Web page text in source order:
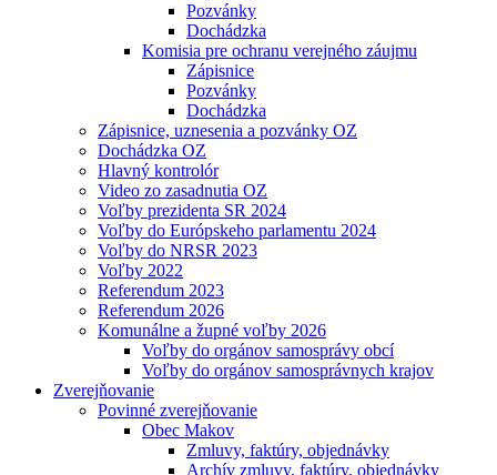
Pozvánky
Dochádzka
Komisia pre ochranu verejného záujmu
Zápisnice
Pozvánky
Dochádzka
Zápisnice, uznesenia a pozvánky OZ
Dochádzka OZ
Hlavný kontrolór
Video zo zasadnutia OZ
Voľby prezidenta SR 2024
Voľby do Európskeho parlamentu 2024
Voľby do NRSR 2023
Voľby 2022
Referendum 2023
Referendum 2026
Komunálne a župné voľby 2026
Voľby do orgánov samosprávy obcí
Voľby do orgánov samosprávnych krajov
Zverejňovanie
Povinné zverejňovanie
Obec Makov
Zmluvy, faktúry, objednávky
Archív zmluvy, faktúry, objednávky